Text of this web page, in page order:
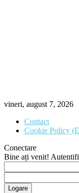
vineri, august 7, 2026
Contact
Cookie Policy
Conectare
Bine ați venit!